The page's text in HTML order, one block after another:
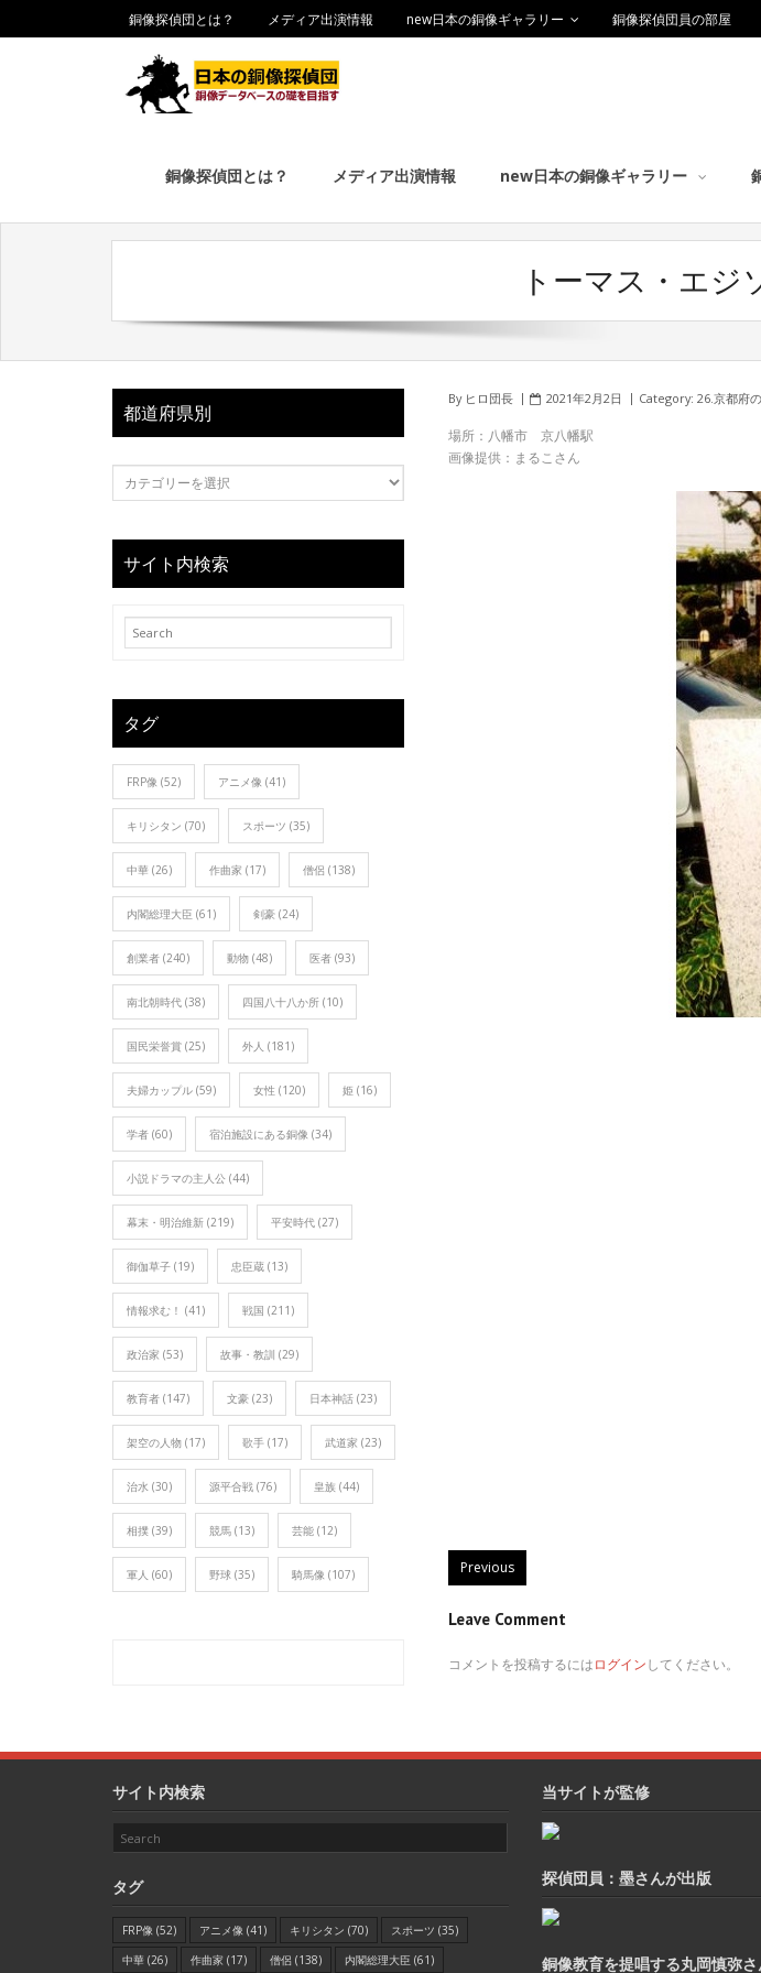
銅像探偵団とは？ メディア出演情報 new日本の銅像ギャラリー 銅像探偵団員の部屋
銅像探偵団とは？ メディア出演情報 new日本の銅像ギャラリー
トーマス・エジ
By ヒロ団長 2021年2月2日 Category: 26.京都府
場所：八幡市 京八幡駅
画像提供：まるこさん
Previous
Leave Comment
コメントを投稿するにはログインしてください。
都道府県別
サイト内検索
タグ
FRP像 (52) アニメ像 (41)
キリシタン (70) スポーツ (35)
中華 (26) 作曲家 (17) 僧侶 (138)
内閣総理大臣 (61) 剣豪 (24)
創業者 (240) 動物 (48) 医者 (93)
南北朝時代 (38) 四国八十八か所 (10)
国民栄誉賞 (25) 外人 (181)
夫婦カップル (59) 女性 (120) 姫 (16)
学者 (60) 宿泊施設にある銅像 (34)
小説ドラマの主人公 (44)
幕末・明治維新 (219) 平安時代 (27)
御伽草子 (19) 忠臣蔵 (13)
情報求む！ (41) 戦国 (211)
政治家 (53) 故事・教訓 (29)
教育者 (147) 文豪 (23) 日本神話 (23)
架空の人物 (17) 歌手 (17) 武道家 (23)
治水 (30) 源平合戦 (76) 皇族 (44)
相撲 (39) 競馬 (13) 芸能 (12)
軍人 (60) 野球 (35) 騎馬像 (107)
サイト内検索
タグ
FRP像 (52) アニメ像 (41) キリシタン (70) スポーツ (35)
中華 (26) 作曲家 (17) 僧侶 (138) 内閣総理大臣 (61)
当サイトが監修
探偵団員：墨さんが出版
銅像教育を提唱する丸岡慎弥さ